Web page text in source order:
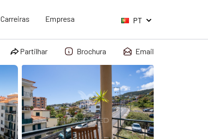
Carreiras Empresa PT
Partilhar Brochura Email